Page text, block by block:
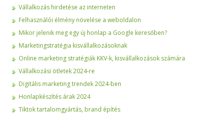
Vállalkozás hirdetése az interneten
Felhasználói élmény növelése a weboldalon
Mikor jelenik meg egy új honlap a Google keresőben?
Marketingstratégia kisvállalkozásoknak
Online marketing stratégiák KKV-k, kisvállalkozások számára
Vállalkozási ötletek 2024-re
Digitális marketing trendek 2024-ben
Honlapkészítés árak 2024
Tiktok tartalomgyártás, brand építés